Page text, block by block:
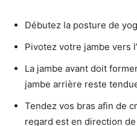
Débutez la posture de
Pivotez votre jambe vers
La jambe avant doit
jambe arrière reste
Tendez vos bras afin de
regard est en direction